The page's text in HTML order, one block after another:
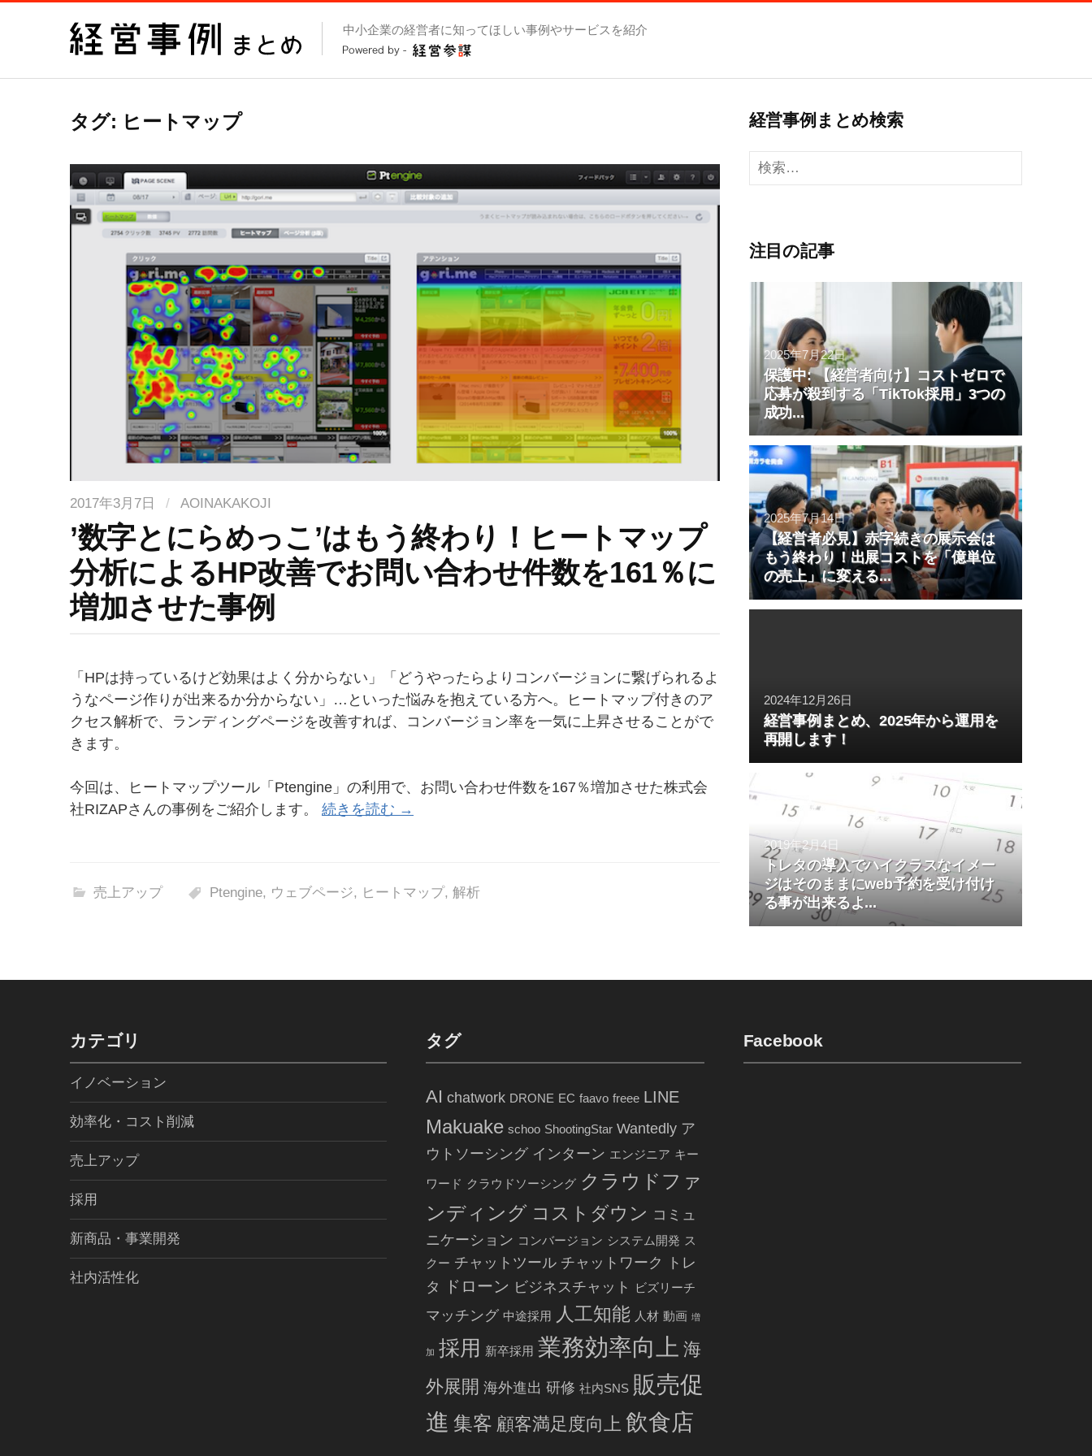
ン
中小企業の経営者に知ってほしい事例やサービスを紹介
タグ: ヒートマップ
2017年3月7日 / AOINAKAKOJI
’数字とにらめっこ’はもう終わり！ヒートマップ
分析によるHP改善でお問い合わせ件数を161％に
増加させた事例
「HPは持っているけど効果はよく分からない」「どうやったらよりコンバージョンに繋げられるよ
うなページ作りが出来るか分からない」…といった悩みを抱えている方へ。ヒートマップ付きのア
クセス解析で、ランディングページを改善すれば、コンバージョン率を一気に上昇させることがで
きます。
今回は、ヒートマップツール「Ptengine」の利用で、お問い合わせ件数を167％増加させた株式会
社RIZAPさんの事例をご紹介します。 続きを読む →
売上アップ Ptengine, ウェブページ, ヒートマップ, 解析
経営事例まとめ検索
検
索:
注目の記事
2025年7月22日
保護中: 【経営者向け】コストゼロで
応募が殺到する「TikTok採用」3つの
成功...
2025年7月14日
【経営者必見】赤字続きの展示会は
もう終わり！出展コストを「億単位
の売上」に変える...
2024年12月26日
経営事例まとめ、2025年から運用を
再開します！
2019年2月4日
トレタの導入でハイクラスなイメー
ジはそのままにweb予約を受け付け
る事が出来るよ...
カテゴリ
イノベーション
効率化・コスト削減
売上アップ
採用
新商品・事業開発
社内活性化
タグ
AI chatwork DRONE EC faavo freee LINE
Makuake schoo ShootingStar Wantedly ア
ウトソーシング インターン エンジニア キー
ワード クラウドソーシング クラウドファ
ンディング コストダウン コミュ
ニケーション コンバージョン システム開発 ス
クー チャットツール チャットワーク
トレ
タ
ドローン ビジネスチャット ビズリーチ
マッチング 中途採用 人工知能 人材 動画 増
加 採用 新卒採用 業務効率向上 海
外展開 海外進出 研修 社内SNS 販売促
進 集客 顧客満足度向上 飲食店
Facebook